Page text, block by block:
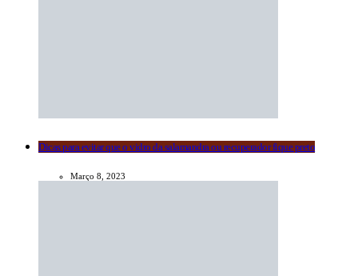
Dicas para evitar que o vidro da salamandra ou recuperador fique preto
Março 8, 2023